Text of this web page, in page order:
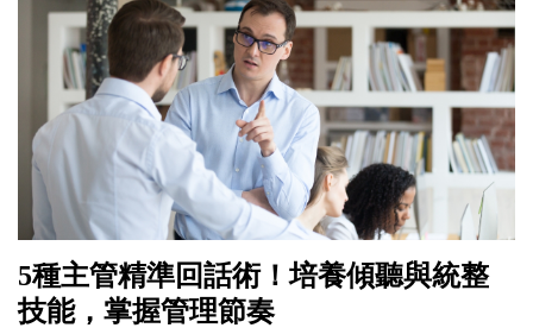
5種主管精準回話術！培養傾聽與統整
技能，掌握管理節奏